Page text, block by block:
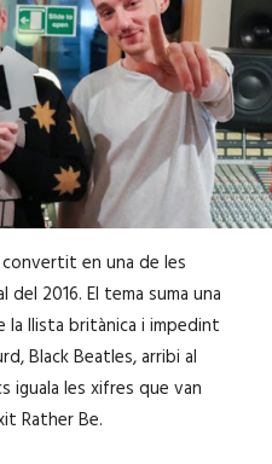
convertit en una de les
2016. El tema suma una
la llista britànica i impedint
Black Beatles, arribi al
iguala les xifres que van
Rather Be.